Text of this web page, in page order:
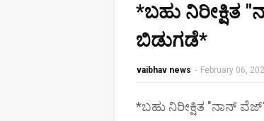
*ಬಹು ನಿರೀಕ್ಷಿತ
ಬಿಡುಗಡೆ*
vaibhav news - February 06,
*ಬಹು ನಿರೀಕ್ಷಿತ "ನಾನ್